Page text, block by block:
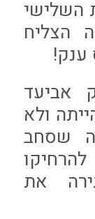
השלישי
הצליח
ענק!
אביעד
ולא
שסחב
את